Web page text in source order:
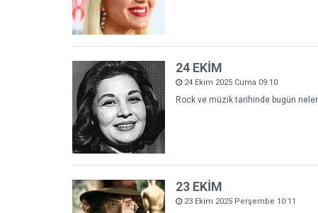
24 EKİM
24 Ekim 2025 Cuma 09:10
Rock ve müzik tarihinde bugün
23 EKİM
23 Ekim 2025 Perşembe 10:11